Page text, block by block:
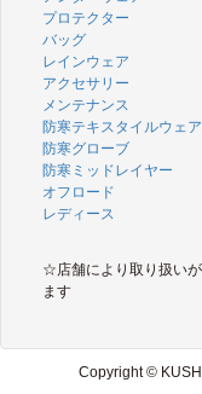
プロテクター
バッグ
レインウェア
アクセサリー
メンテナンス
防寒テキスタイルウェア
防寒グローブ
防寒ミッドレイヤー
オフロード
レディース
☆店舗により取り扱い
ます
Copyright ©